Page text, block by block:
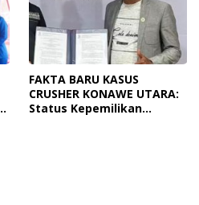
FAKTA BARU KASUS
CRUSHER KONAWE UTARA:
Status Kepemilikan